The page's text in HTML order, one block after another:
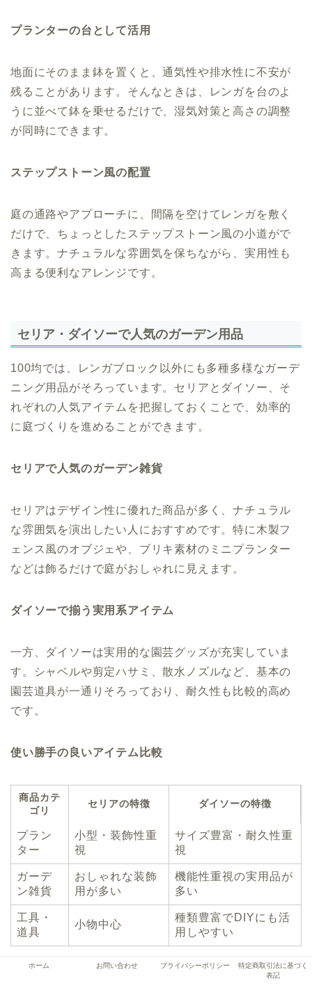
プランターの台として活用
地面にそのまま鉢を置くと、通気性や排水性に不安が
残ることがあります。そんなときは、レンガを台のよ
うに並べて鉢を乗せるだけで、湿気対策と高さの調整
が同時にできます。
ステップストーン風の配置
庭の通路やアプローチに、間隔を空けてレンガを敷く
だけで、ちょっとしたステップストーン風の小道がで
きます。ナチュラルな雰囲気を保ちながら、実用性も
高まる便利なアレンジです。
セリア・ダイソーで人気のガーデン用品
100均では、レンガブロック以外にも多種多様なガーデ
ニング用品がそろっています。セリアとダイソー、そ
れぞれの人気アイテムを把握しておくことで、効率的
に庭づくりを進めることができます。
セリアで人気のガーデン雑貨
セリアはデザイン性に優れた商品が多く、ナチュラル
な雰囲気を演出したい人におすすめです。特に木製フ
ェンス風のオブジェや、ブリキ素材のミニプランター
などは飾るだけで庭がおしゃれに見えます。
ダイソーで揃う実用系アイテム
一方、ダイソーは実用的な園芸グッズが充実していま
す。シャベルや剪定ハサミ、散水ノズルなど、基本の
園芸道具が一通りそろっており、耐久性も比較的高め
です。
使い勝手の良いアイテム比較
商品カテ
ゴリ
セリアの特徴 ダイソーの特徴
プラン
ター
小型・装飾性重
視
サイズ豊富・耐久性重
視
ガーデ
ン雑貨
おしゃれな装飾
用が多い
機能性重視の実用品が
多い
工具・
道具
小物中心
種類豊富でDIYにも活
用しやすい
ホーム お問い合わせ プライバシーポリシー
特定商取引法に基づく
表記